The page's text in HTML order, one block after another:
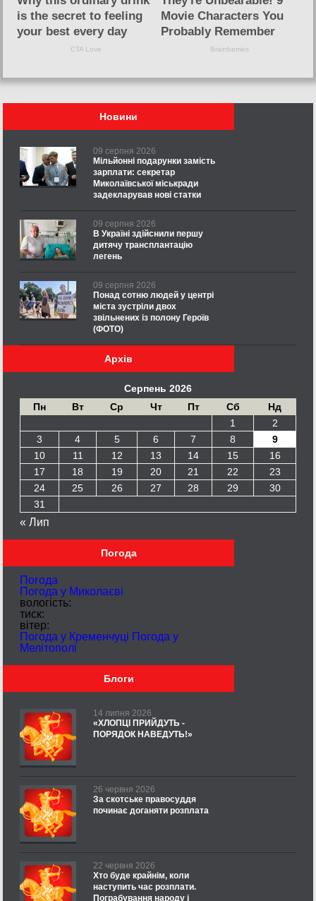
Новини
09 серпня 2026
Мільйонні подарунки замість
зарплати: секретар
Миколаївської міськради
задекларував нові статки
09 серпня 2026
В Україні здійснили першу
дитячу трансплантацію
легень
09 серпня 2026
Понад сотню людей у центрі
міста зустріли двох
звільнених із полону Героїв
(ФОТО)
Архів
Серпень 2026
Пн
Вт Ср Чт Пт Сб
Нд
1
2
3
4 5 6 7 8
9
10
11 12 13 14 15
16
17
18 19 20 21 22
23
24
25 26 27 28 29
30
31
« Лип
Погода
Погода
Погода у Миколаєві
вологість:
тиск:
вітер:
Погода у Кременчуці Погода у
Мелітополі
Блоги
14 липня 2026
«ХЛОПЦІ ПРИЙДУТЬ -
ПОРЯДОК НАВЕДУТЬ!»
26 червня 2026
За скотське правосуддя
починає доганяти розплата
22 червня 2026
Хто буде крайнім, коли
наступить час розплати.
Пограбування народу і